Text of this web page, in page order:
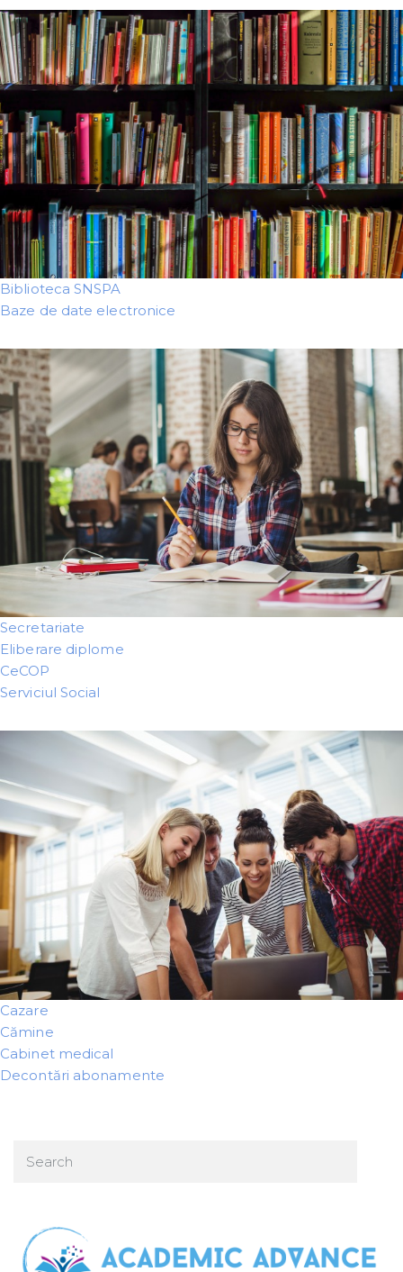
Biblioteca SNSPA
Baze de date electronice
Secretariate
Eliberare diplome
CeCOP
Serviciul Social
Cazare
Cămine
Cabinet medical
Decontări abonamente